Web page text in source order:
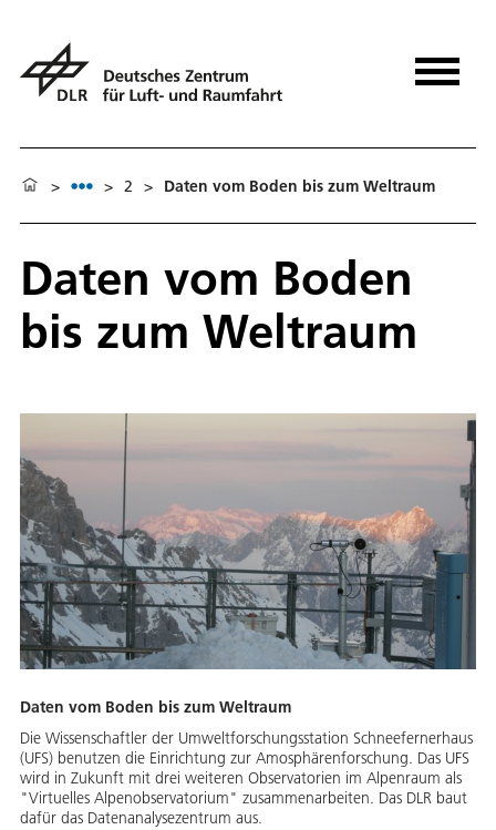
> > 2 > Daten vom Boden bis zum Weltraum
Daten vom Boden
bis zum Weltraum
Daten vom Boden bis zum Weltraum
Die Wissenschaftler der Umweltforschungsstation Schneefernerhaus
(UFS) benutzen die Einrichtung zur Amosphärenforschung. Das UFS
wird in Zukunft mit drei weiteren Observatorien im Alpenraum als
"Virtuelles Alpenobservatorium" zusammenarbeiten. Das DLR baut
dafür das Datenanalysezentrum aus.